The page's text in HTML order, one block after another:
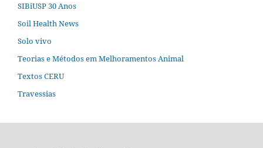
SIBiUSP 30 Anos
Soil Health News
Solo vivo
Teorias e Métodos em Melhoramentos Animal
Textos CERU
Travessias